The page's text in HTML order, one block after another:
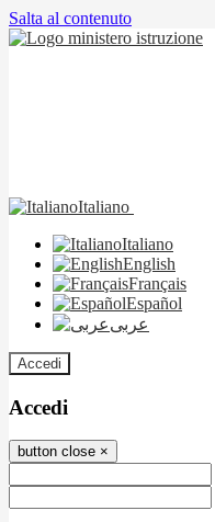
Salta al contenuto
Italiano
Italiano
English
Français
Español
عربى
Accedi
Accedi
button close ×